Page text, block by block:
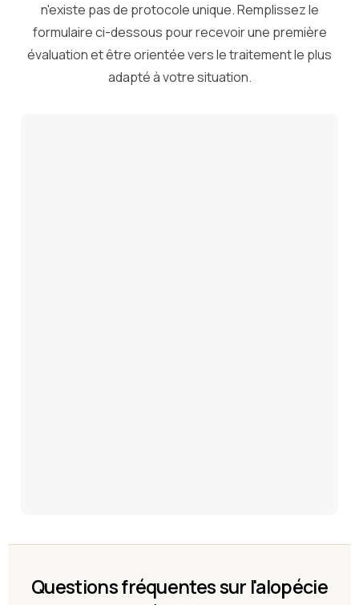
n'existe pas de protocole unique. Remplissez le
formulaire ci-dessous pour recevoir une première
évaluation et être orientée vers le traitement le plus
adapté à votre situation.
Questions fréquentes sur l'alopécie